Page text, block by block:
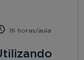
16 horas/aula